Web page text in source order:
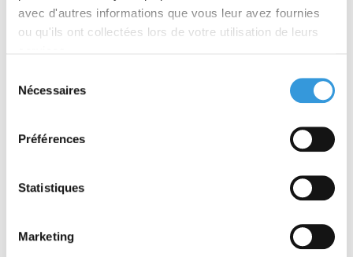
avec d'autres informations que vous leur avez fournies
ou qu'ils ont collectées lors de votre utilisation de leurs
Nécessaires
Préférences
Statistiques
Marketing